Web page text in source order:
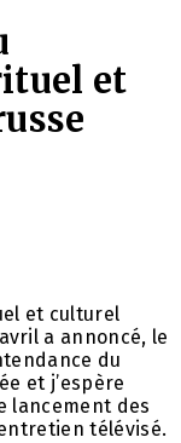
et
et culturel
a annoncé, le
du
et j’espère
lancement des
télévisé.